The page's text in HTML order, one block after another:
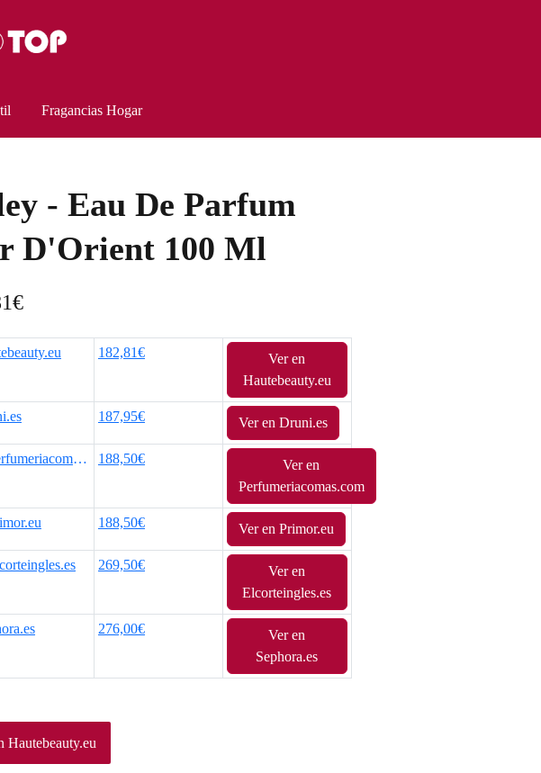
Fragancias Hogar
- Eau De Parfum
D'Orient 100 Ml
€
182,81€
Ver en
Hautebeauty.eu
187,95€ Ver en Druni.es
188,50€
Ver en
Perfumeriacomas.com
188,50€ Ver en Primor.eu
269,50€
Ver en
Elcorteingles.es
276,00€
Ver en
Sephora.es
Hautebeauty.eu